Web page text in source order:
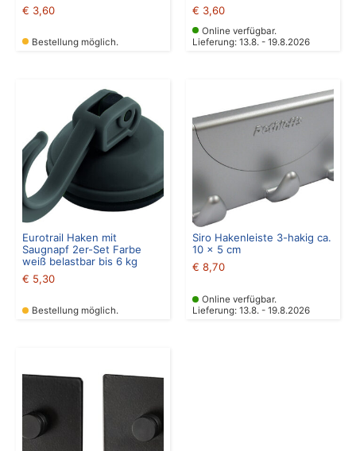
€ 3,60
Bestellung möglich.
€ 3,60
Online verfügbar.
Lieferung: 13.8. - 19.8.2026
Eurotrail Haken mit
Saugnapf 2er-Set Farbe
weiß belastbar bis 6 kg
€ 5,30
Bestellung möglich.
Siro Hakenleiste 3-hakig ca.
10 x 5 cm
€ 8,70
Online verfügbar.
Lieferung: 13.8. - 19.8.2026